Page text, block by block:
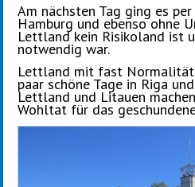
Am nächsten Tag ging es
Hamburg und ebenso ohne
Lettland kein Risikoland ist
notwendig war.
Lettland mit fast Normalität
paar schöne Tage in Riga
Lettland und Litauen
Wohltat für das